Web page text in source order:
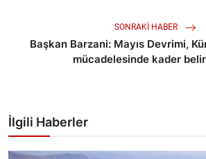
SONRAKI HABER
Başkan Barzani: Mayıs Devrimi,
mücadelesinde kader
İlgili Haberler